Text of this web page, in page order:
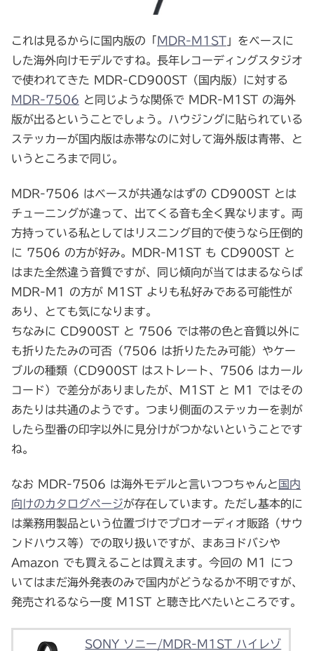
これは見るからに国内版の「MDR-M1ST 」をベースに
した海外向けモデルですね。長年レコーディングスタジオ
で使われてきた MDR-CD900ST（国内版）に対する
MDR-7506 と同じような関係で MDR-M1ST の海外
版が出るということでしょう。ハウジングに貼られている
ステッカーが国内版は赤帯なのに対して海外版は青帯、と
いうところまで同じ。
MDR-7506 はベースが共通なはずの CD900ST とは
チューニングが違って、出てくる音も全く異なります。両
方持っている私としてはリスニング目的で使うなら圧倒的
に 7506 の方が好み。MDR-M1ST も CD900ST と
はまた全然違う音質ですが、同じ傾向が当てはまるならば
MDR-M1 の方が M1ST よりも私好みである可能性が
あり、とても気になります。
ちなみに CD900ST と 7506 では帯の色と音質以外に
も折りたたみの可否（7506 は折りたたみ可能）やケー
ブルの種類（CD900ST はストレート、7506 はカール
コード）で差分がありましたが、M1ST と M1 ではその
あたりは共通のようです。つまり側面のステッカーを剥が
したら型番の印字以外に見分けがつかないということです
ね。
なお MDR-7506 は海外モデルと言いつつちゃんと 国内
向けのカタログページが存在しています。ただし基本的に
は業務用製品という位置づけでプロオーディオ販路（サウ
ンドハウス等）での取り扱いですが、まあヨドバシや
Amazon でも買えることは買えます。今回の M1 につ
いてはまだ海外発表のみで国内がどうなるか不明ですが、
発売されるなら一度 M1ST と聴き比べたいところです。
SONY ソニー/MDR-M1ST ハイレゾ